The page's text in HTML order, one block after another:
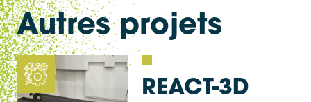
Autres projets
REACT-3D